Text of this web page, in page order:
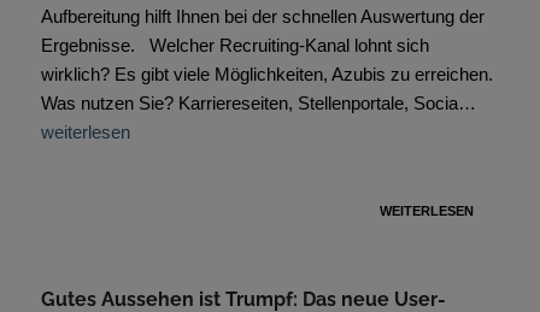
Aufbereitung hilft Ihnen bei der schnellen Auswertung der
Ergebnisse. Welcher Recruiting-Kanal lohnt sich
wirklich? Es gibt viele Möglichkeiten, Azubis zu erreichen.
Was nutzen Sie? Karriereseiten, Stellenportale, Socia…
weiterlesen
WEITERLESEN
Gutes Aussehen ist Trumpf: Das neue User-